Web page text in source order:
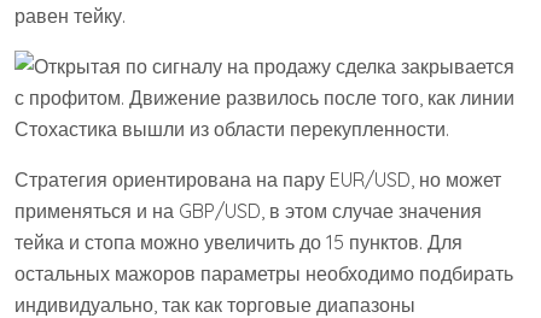
равен тейку.
Стратегия ориентирована на пару EUR/USD, но может
применяться и на GBP/USD, в этом случае значения
тейка и стопа можно увеличить до 15 пунктов. Для
остальных мажоров параметры необходимо подбирать
индивидуально, так как торговые диапазоны